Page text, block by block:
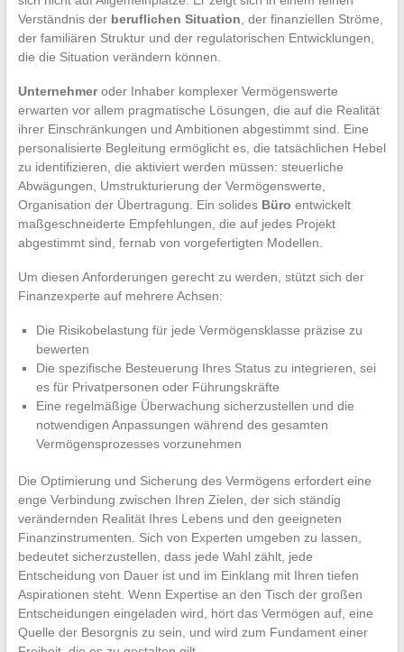
Verständnis der beruflichen Situation , der finanziellen Ströme,
der familiären Struktur und der regulatorischen Entwicklungen,
die die Situation verändern können.
Unternehmeroder Inhaber komplexer Vermögenswerte
erwarten vor allem pragmatische Lösungen, die auf die Realität
ihrer Einschränkungen und Ambitionen abgestimmt sind. Eine
personalisierte Begleitung ermöglicht es, die tatsächlichen Hebel
zu identifizieren, die aktiviert werden müssen: steuerliche
Abwägungen, Umstrukturierung der Vermögenswerte,
Organisation der Übertragung. Ein solides Büro entwickelt
maßgeschneiderte Empfehlungen, die auf jedes Projekt
abgestimmt sind, fernab von vorgefertigten Modellen.
Um diesen Anforderungen gerecht zu werden, stützt sich der
Finanzexperte auf mehrere Achsen:
Die Risikobelastung für jede Vermögensklasse präzise zu
bewerten
Die spezifische Besteuerung Ihres Status zu integrieren, sei
es für Privatpersonen oder Führungskräfte
Eine regelmäßige Überwachung sicherzustellen und die
notwendigen Anpassungen während des gesamten
Vermögensprozesses vorzunehmen
Die Optimierung und Sicherung des Vermögens erfordert eine
enge Verbindung zwischen Ihren Zielen, der sich ständig
verändernden Realität Ihres Lebens und den geeigneten
Finanzinstrumenten. Sich von Experten umgeben zu lassen,
bedeutet sicherzustellen, dass jede Wahl zählt, jede
Entscheidung von Dauer ist und im Einklang mit Ihren tiefen
Aspirationen steht. Wenn Expertise an den Tisch der großen
Entscheidungen eingeladen wird, hört das Vermögen auf, eine
Quelle der Besorgnis zu sein, und wird zum Fundament einer